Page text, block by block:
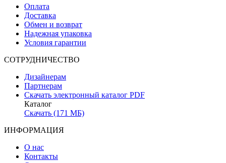
Оплата
Доставка
Обмен и возврат
Надежная упаковка
Условия гарантии
СОТРУДНИЧЕСТВО
Дизайнерам
Партнерам
Скачать электронный каталог PDF
Каталог
Скачать (171 МБ)
ИНФОРМАЦИЯ
О нас
Контакты